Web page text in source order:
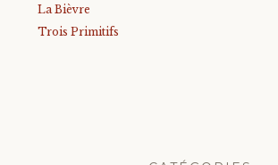
La Bièvre
Trois Primitifs